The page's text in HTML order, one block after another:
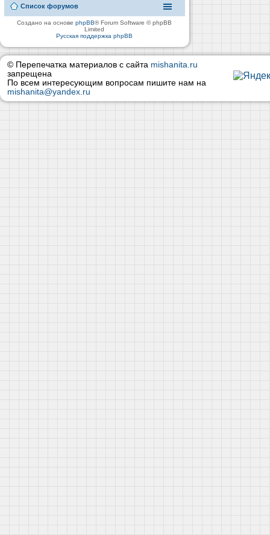
Список форумов
Создано на основеphpBB® Forum Software © phpBB
Limited
Русская поддержка phpBB
© Перепечатка материалов с сайта mishanita.ru
запрещена
По всем интересующим вопросам пишите нам на
mishanita@yandex.ru